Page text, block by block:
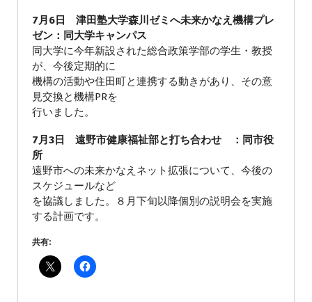
7月6日 津田塾大学森川ゼミへ未来かなえ機構プレ
ゼン：同大学キャンパス
同大学に今年新設された総合政策学部の学生・教授
が、今後定期的に
機構の活動や住田町と連携する動きがあり、その意
見交換と機構PRを
行いました。
7月3日 遠野市健康福祉部と打ち合わせ ：同市役
所
遠野市への未来かなえネット拡張について、今後の
スケジュールなど
を協議しました。８月下旬以降個別の説明会を実施
する計画です。
共有: